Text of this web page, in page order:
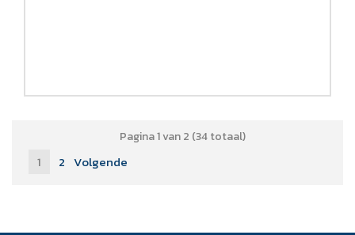
Pagina 1 van 2 (34 totaal)
1 2 Volgende